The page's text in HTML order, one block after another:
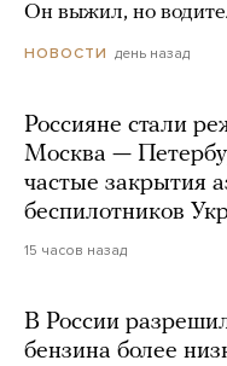
Он выжил, но
НОВОСТИ день назад
Россияне стали
Москва —
частые закрытия
беспилотников
15 часов назад
В России
бензина более